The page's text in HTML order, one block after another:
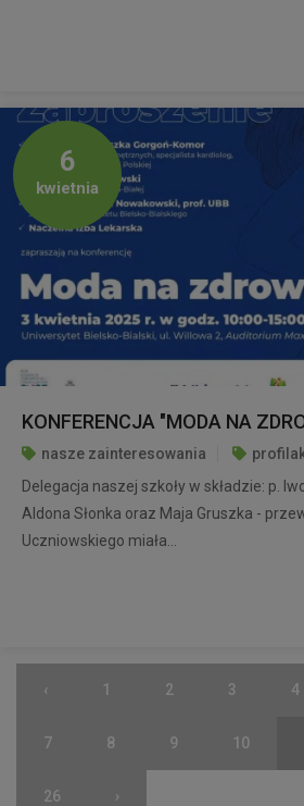
6
kwietnia
KONFERENCJA "MODA NA
nasze zainteresowania
Delegacja naszej szkoły w składzie: p.
Aldona Słonka oraz Maja Gruszka -
Uczniowskiego miała...
‹ 1 2 3 4
7 8 9 10
26 ›